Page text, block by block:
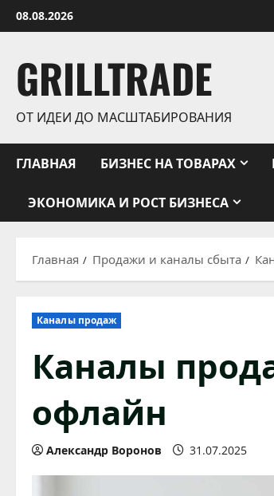
Перейти
к
08.08.2026
GRILLTRADE
ОТ ИДЕИ ДО МАСШТАБИРОВАНИЯ
ГЛАВНАЯ БИЗНЕС НА ТОВАРАХ
ЭКОНОМИКА И РОСТ БИЗНЕСА
Главная Продажи и каналы сбыта
Каналы продаж
Каналы
офлайн
Александр Воронов 31.07.2025